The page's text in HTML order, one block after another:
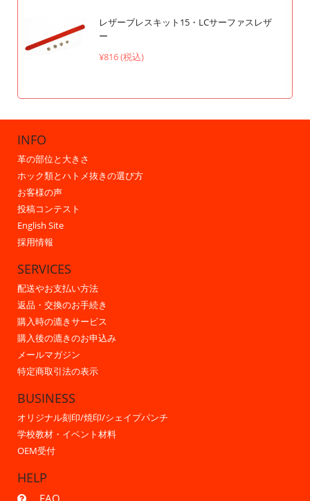
レザーブレスキット15・LCサーファスレザ
ー
¥816 (税込)
INFO
革の部位と大きさ
ホック類とハトメ抜きの選び方
お客様の声
投稿コンテスト
English Site
採用情報
SERVICES
配送やお支払い方法
返品・交換のお手続き
購入時の漉きサービス
購入後の漉きのお申込み
メールマガジン
特定商取引法の表示
BUSINESS
オリジナル刻印/焼印/シェイプパンチ
学校教材・イベント材料
OEM受付
HELP